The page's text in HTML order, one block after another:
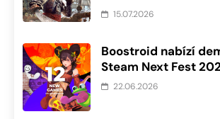
15.07.2026
Boostroid nabízí
Steam Next Fest
22.06.2026